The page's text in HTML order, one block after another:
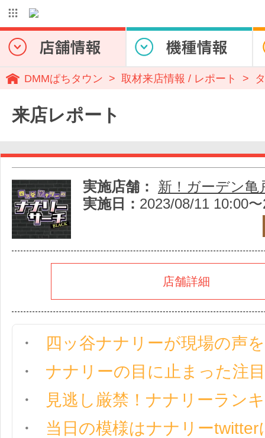
DMMぱちタウン 取材来店情報 / レポート
来店レポート
実施店舗：
新！ガーデン亀
実施日： 2023/08/11 10:00
店舗詳細
四ッ谷ナナリーが現場の声
ナナリーの目に止まった注
見逃し厳禁！ナナリーラン
当日の模様はナナリーtwitter